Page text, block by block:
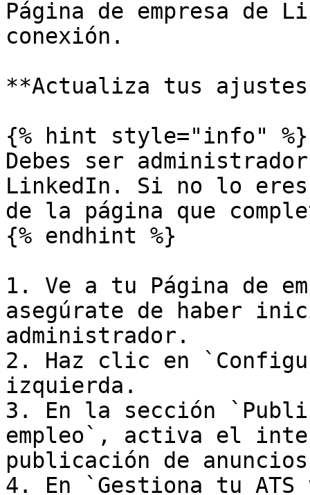
Página de empresa de
conexión.
**Actualiza tus
{% hint style="info" %}
Debes ser
LinkedIn. Si no lo
de la página que
{% endhint %}
1. Ve a tu Página de
asegúrate de haber
administrador.
2. Haz clic en
izquierda.
3. En la sección
empleo`, activa el
publicación de
4. En `Gestiona tu ATS